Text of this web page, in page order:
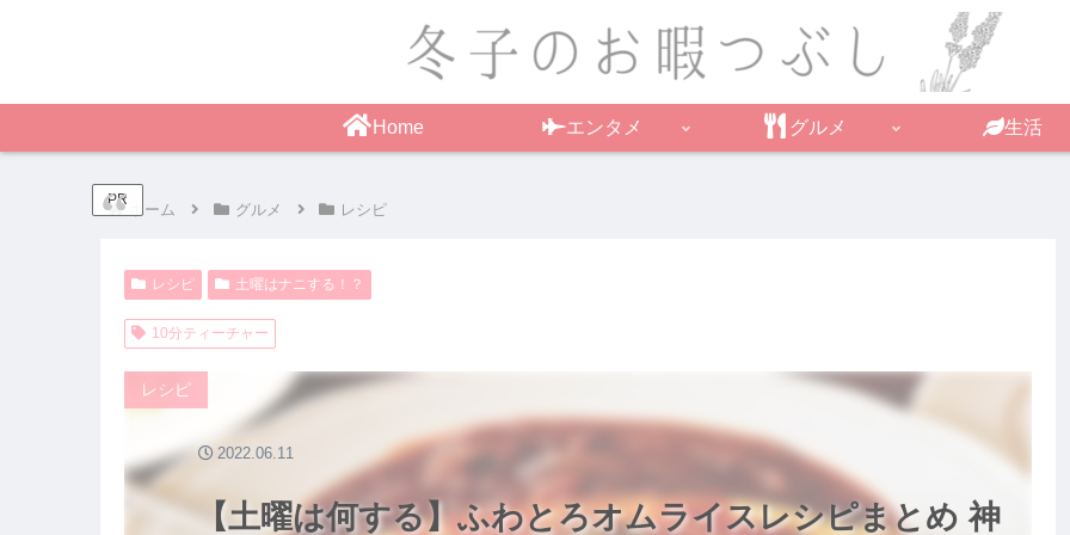
Home エンタメ グルメ 生活
PR
ホーム グルメ レシピ
レシピ 土曜はナニする！？
10分ティーチャー
【土曜は何する】ふわとろオムライスレシピまとめ 神
レシピ
2022.06.11